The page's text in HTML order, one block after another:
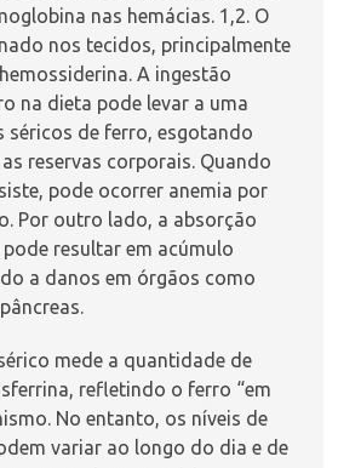
nas hemácias. 1,2. O
nos tecidos, principalmente
A ingestão
na dieta pode levar a uma
séricos de ferro, esgotando
reservas corporais. Quando
pode ocorrer anemia por
Por outro lado, a absorção
resultar em acúmulo
a danos em órgãos como
mede a quantidade de
refletindo o ferro “em
No entanto, os níveis de
variar ao longo do dia e de